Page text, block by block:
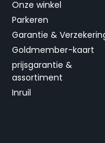
Onze winkel
Parkeren
Garantie &
Goldmember-kaart
prijsgarantie &
assortiment
Inruil